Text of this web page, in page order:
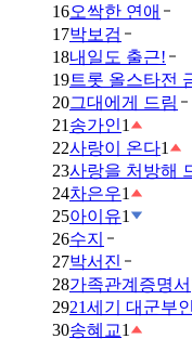
16오싹한 연애
17박보검
18내일도 출근!
19트롯 올스타전
20그대에게 드림
21 송가인1
22사랑이 온다1
23사랑을 처방해
24차은우1
25아이유1
26수지
27박서진
28가족관계증명서
2921세기 대군부인
30송혜교1